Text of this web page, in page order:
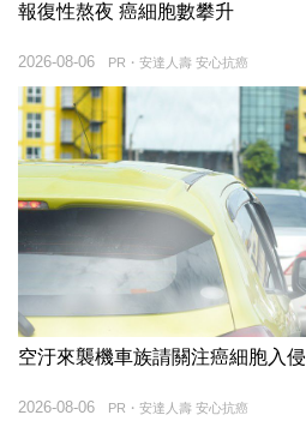
報復性熬夜 癌細胞數攀升
PR・安達人壽 安心抗癌
2026-08-06
空汙來襲機車族請關注癌細胞入侵
PR・安達人壽 安心抗癌
2026-08-06